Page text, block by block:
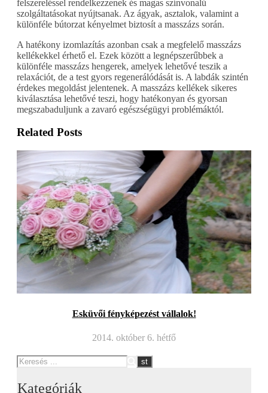
felszereléssel rendelkezzenek és magas színvonalú
szolgáltatásokat nyújtsanak. Az ágyak, asztalok, valamint a
különféle bútorzat kényelmet biztosít a masszázs során.
A hatékony izomlazítás azonban csak a megfelelő masszázs
kellékekkel érhető el. Ezek között a legnépszerűbbek a
különféle masszázs hengerek, amelyek lehetővé teszik a
relaxációt, de a test gyors regenerálódását is. A labdák szintén
érdekes megoldást jelentenek. A masszázs kellékek sikeres
kiválasztása lehetővé teszi, hogy hatékonyan és gyorsan
megszabaduljunk a zavaró egészségügyi problémáktól.
Related Posts
Esküvői fényképezést vállalok!
2014. október 6. hétfő
Kategóriák